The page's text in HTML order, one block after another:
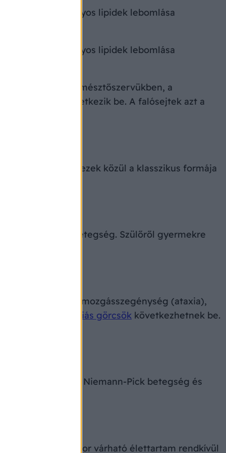
miatt bizonyos lipidek lebomlása
miatt bizonyos lipidek lebomlása
a falósejtek az emésztőszervükben, a
következik be. A falósejtek azt a
elkülöníteni, ezek közül a klasszikus formája
genetikai betegség. Szülőről gyermekre
miatt mozgásszegénység (ataxia),
epilepsziás görcsök következhetnek be.
nappali alvás).
kimutatni. A Niemann-Pick betegség és
és a születéskor várható élettartam rendkívül